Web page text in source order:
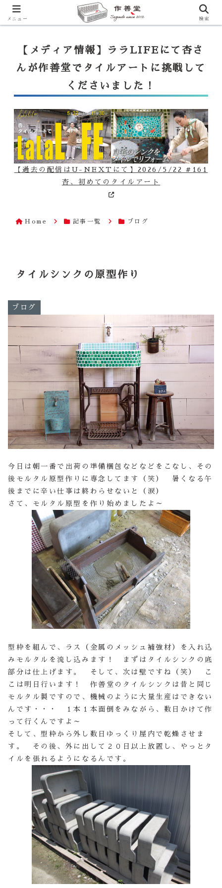
【ララLIFE】特注カウンター付シンク（40万円～）のお問合せはこ
一番下のフォームにご記入ください
【メディア情報】ララLIFEにて杏さ
んが作善堂でタイルアートに挑戦して
くださいました！
【過去の配信はU-NEXTにて】2026/5/22 #161
杏、初めてのタイルアート
Home 記事一覧 ブログ
タイルシンクの原型作り
ブログ
今日は朝一番で出荷の準備梱包などなどをこなし、その
後モルタル原型作りに専念してます（笑） 暑くなる午
後までに辛い仕事は終わらせないと（涙）
さて、モルタル原型を作り始めましたよ～
型枠を組んで、ラス（金属のメッシュ補強材）を入れ込
みモルタルを流し込みます！ まずはタイルシンクの底
部分は仕上げます。 そして、次は壁ですね（笑） こ
こは明日行います！ 作善堂のタイルシンクは昔と同じ
モルタル製ですので、機械のように大量生産はできない
んです・・・ １本１本面倒をみながら、数日かけて作
って行くんですよ～
そして、型枠から外し数日ゆっくり屋内で乾燥させま
す。 その後、外に出して２０日以上放置し、やっとタ
イルを張れるようになるんです。
メニュー 検索